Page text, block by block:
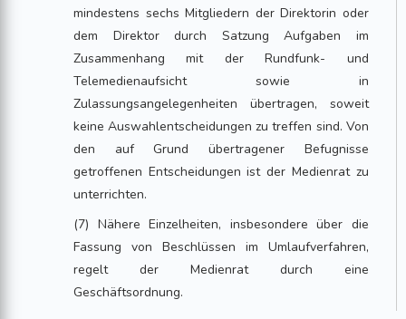
mindestens sechs Mitgliedern der Direktorin oder
dem Direktor durch Satzung Aufgaben im
Zusammenhang mit der Rundfunk- und
Telemedienaufsicht sowie in
Zulassungsangelegenheiten übertragen, soweit
keine Auswahlentscheidungen zu treffen sind. Von
den auf Grund übertragener Befugnisse
getroffenen Entscheidungen ist der Medienrat zu
unterrichten.
(7) Nähere Einzelheiten, insbesondere über die
Fassung von Beschlüssen im Umlaufverfahren,
regelt der Medienrat durch eine
Geschäftsordnung.